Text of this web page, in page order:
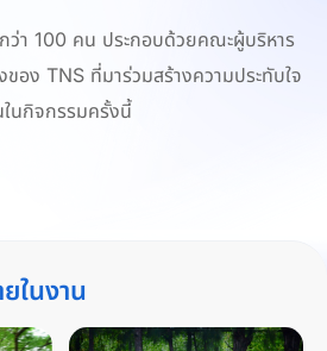
ว่า 100 คน ประกอบด้วยคณะผู้บริหาร
อง TNS ที่มาร่วมสร้างความประทับใจ
นกิจกรรมครั้งนี้
ในงาน